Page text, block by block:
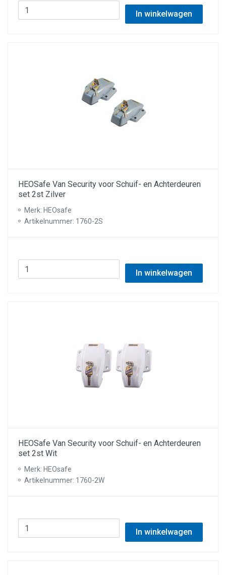
In winkelwagen
HEOSafe Van Security voor Schuif- en Achterdeuren
set 2st Zilver
Merk: HEOsafe
Artikelnummer: 1760-2S
In winkelwagen
HEOSafe Van Security voor Schuif- en Achterdeuren
set 2st Wit
Merk: HEOsafe
Artikelnummer: 1760-2W
In winkelwagen